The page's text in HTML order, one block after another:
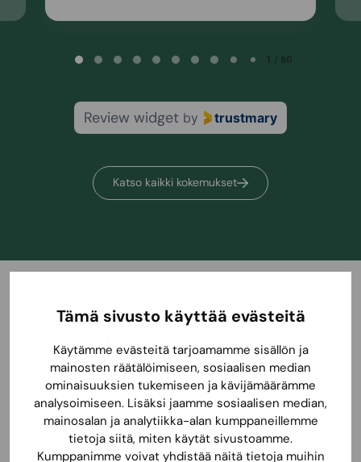
Tämä sivusto käyttää evästeitä
Käytämme evästeitä tarjoamamme sisällön ja
mainosten räätälöimiseen, sosiaalisen median
ominaisuuksien tukemiseen ja kävijämäärämme
analysoimiseen. Lisäksi jaamme sosiaalisen median,
mainosalan ja analytiikka-alan kumppaneillemme
tietoja siitä, miten käytät sivustoamme.
Kumppanimme voivat yhdistää näitä tietoja muihin
1 / 60
Review widget by trustmary
Katso kaikki kokemukset
Miksi valita Serviz?
Kattavat kuntotarkastukset
Serviz toteuttaa kuntotarkastukset alan
suoritusohjettaRT 103996 (aiemmin KH 90-
ja hyvää kuntotarkastustapaa
noudattaen. Kuntotarkastuksessa voidaan